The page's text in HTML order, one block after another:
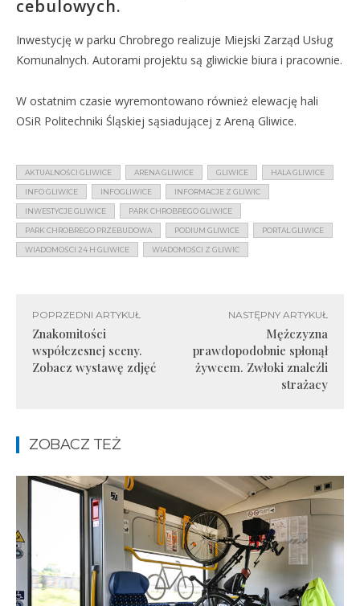
cebulowych.
Inwestycję w parku Chrobrego realizuje Miejski Zarząd Usług
Komunalnych. Autorami projektu są gliwickie biura i pracownie.
W ostatnim czasie wyremontowano również elewację hali
OSiR Politechniki Śląskiej sąsiadującej z Areną Gliwice.
AKTUALNOŚCI GLIWICE ARENA GLIWICE GLIWICE HALA GLIWICE
INFO GLIWICE INFOGLIWICE INFORMACJE Z GLIWIC
INWESTYCJE GLIWICE PARK CHROBREGO GLIWICE
PARK CHROBREGO PRZEBUDOWA PODIUM GLIWICE PORTAL GLIWICE
WIADOMOŚCI 24 H GLIWICE WIADOMOŚCI Z GLIWIC
POPRZEDNI ARTYKUŁ
Znakomitości
współczesnej sceny.
Zobacz wystawę zdjęć
NASTĘPNY ARTYKUŁ
Mężczyzna
prawdopodobnie spłonął
żywcem. Zwłoki znaleźli
strażacy
ZOBACZ TEŻ